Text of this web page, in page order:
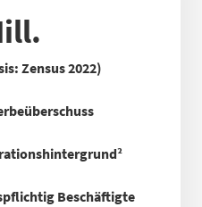
Zensus 2022)
Beschäftigte